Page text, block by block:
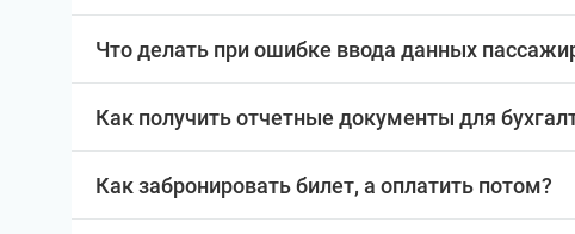
Что делать при ошибке ввода данных
Как получить отчетные документы для
Как забронировать билет, а оплатить потом?